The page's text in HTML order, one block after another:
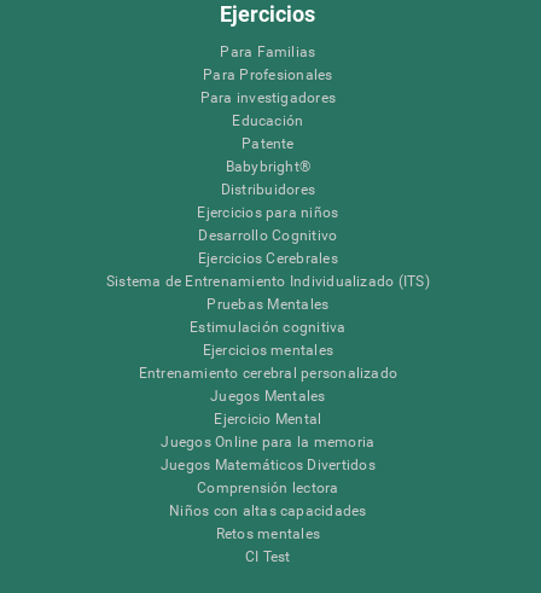
Ejercicios
Para Familias
Para Profesionales
Para investigadores
Educación
Patente
Babybright®
Distribuidores
Ejercicios para niños
Desarrollo Cognitivo
Ejercicios Cerebrales
Sistema de Entrenamiento Individualizado (ITS)
Pruebas Mentales
Estimulación cognitiva
Ejercicios mentales
Entrenamiento cerebral personalizado
Juegos Mentales
Ejercicio Mental
Juegos Online para la memoria
Juegos Matemáticos Divertidos
Comprensión lectora
Niños con altas capacidades
Retos mentales
CI Test